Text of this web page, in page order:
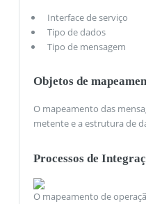
Interface de serviço
Tipo de dados
Tipo de mensagem
Objetos de
O mapeamento das
metente e a estrutura de
Processos de
O mapeamento de